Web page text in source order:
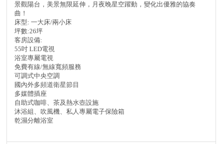
景觀陽台，美景無限延伸，月夜晚星空躍動，變化出優雅的協奏
曲！
床型: 一大床/兩小床
坪數:26坪
客房設備:
55吋 LED電視
浴室專屬電視
免費有線/無線寬頻服務
可調式中央空調
國內外多頻道衛星節目
多媒體插座
自助式咖啡、茶及熱水壺設施
沐浴組、吹風機、私人專屬電子保險箱
乾濕分離浴室